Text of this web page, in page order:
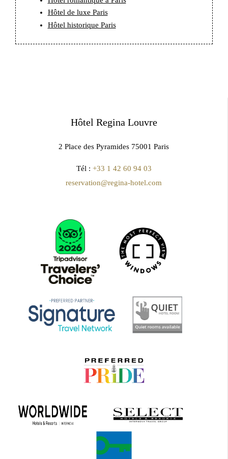
Hôtel de luxe Paris
Hôtel historique Paris
Hôtel Regina Louvre
2 Place des Pyramides 75001 Paris
Tél : +33 1 42 60 94 03
reservation@regina-hotel.com